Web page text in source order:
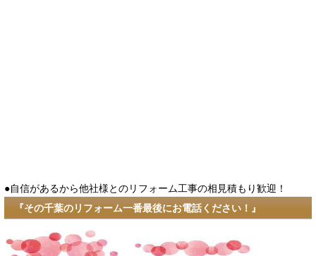
●自信があるから他社様とのリフォーム工事の相見積もり歓迎！
『その千葉のリフォーム一番最後にお電話ください！』